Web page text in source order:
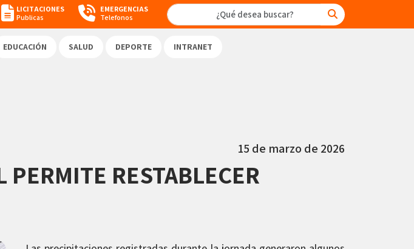
LICITACIONES
Publicas
EMERGENCIAS
Telefonos
EDUCACIÓN SALUD DEPORTE INTRANET
15 de marzo de 2026
RESTABLECER